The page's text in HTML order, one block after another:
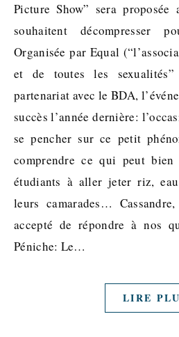
Picture Show” sera proposée
souhaitent décompresser
Organisée par Equal
et de toutes les
partenariat avec le BDA,
succès l’année dernière:
se pencher sur ce petit
comprendre ce qui peut bien
étudiants à aller jeter riz,
leurs camarades…
accepté de répondre à nos
Péniche: Le…
LIRE